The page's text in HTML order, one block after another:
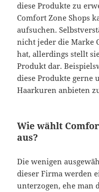
diese Produkte zu
Comfort Zone Shops
aufsuchen.
nicht jeder die Marke
hat, allerdings stellt
Produkt dar.
diese Produkte gerne
Haarkuren anbieten
Wie wählt
aus?
Die wenigen
dieser Firma werden
unterzogen, ehe man